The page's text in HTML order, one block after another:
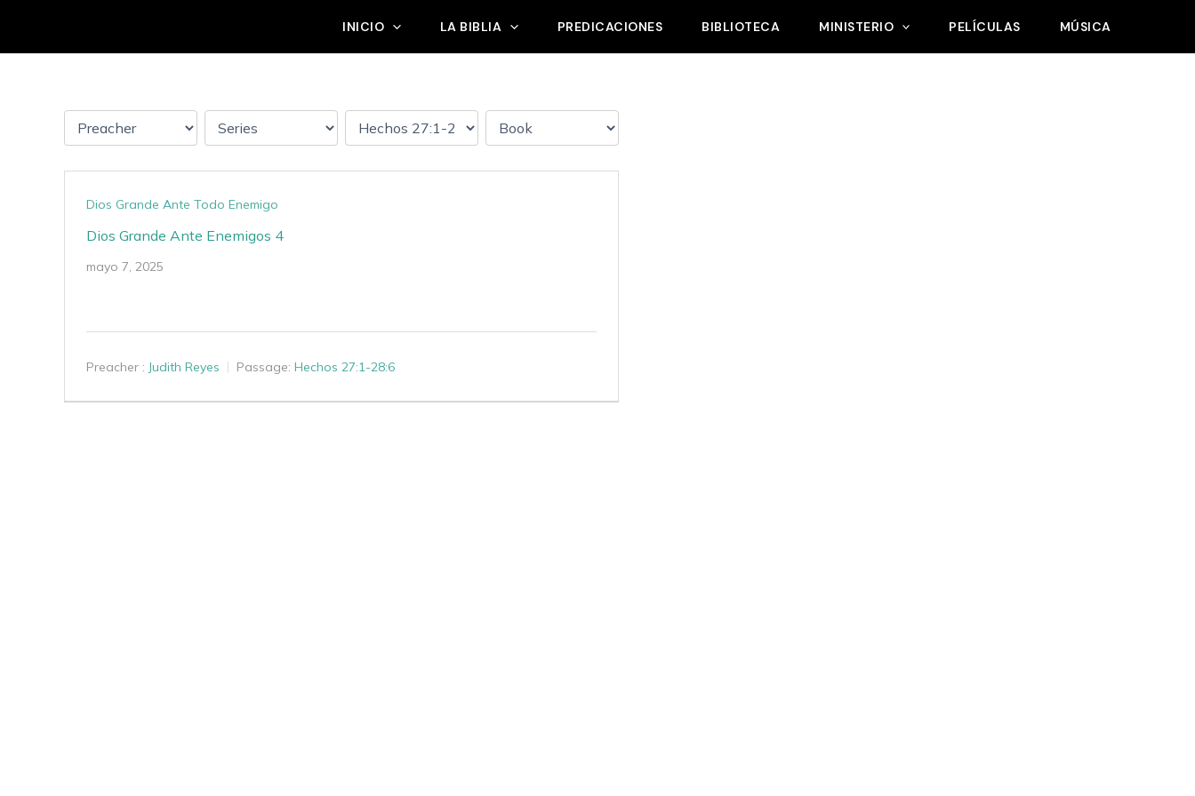
contenido
INICIO LA BIBLIA PREDICACIONES BIBLIOTECA MINISTERIO PELÍCULAS MÚSICA
Dios Grande Ante Todo Enemigo
Dios Grande Ante Enemigos 4
mayo 7, 2025
Preacher : Judith Reyes Passage: Hechos 27:1-28:6